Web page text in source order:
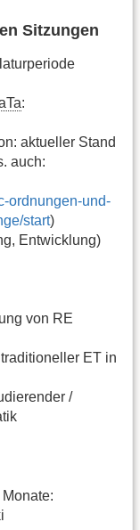
Sitzungen
:
aktueller Stand
auch:
ordnungen-und-
start)
Entwicklung)
von RE
ET in
/